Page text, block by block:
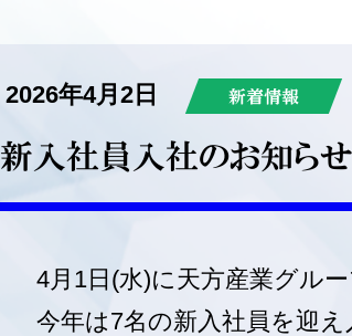
2026年4月2日 新着情報
新入社員入社のお知らせ
4月1日(水)に天方産業グル
今年は7名の新入社員を迎